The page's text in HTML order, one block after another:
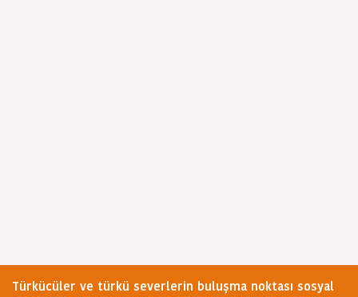
Türkücüler ve türkü severlerin buluşma noktası sosyal